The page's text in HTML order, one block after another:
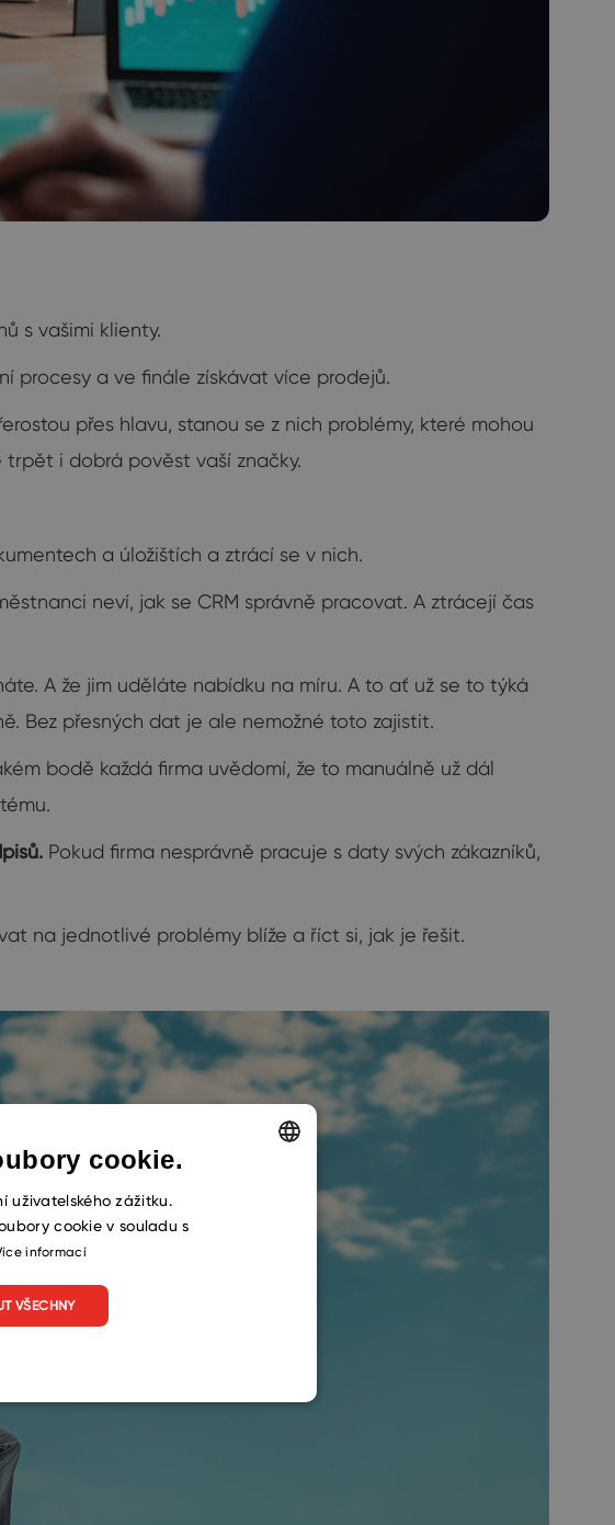
s vašimi klienty.
procesy a ve finále získávat více prodejů.
přes hlavu, stanou se z nich problémy, které mohou
i dobrá pověst vaší značky.
a úložištích a ztrácí se v nich.
neví, jak se CRM správně pracovat. A ztrácejí čas
A že jim uděláte nabídku na míru. A to ať už se to týká
Bez přesných dat je ale nemožné toto zajistit.
bodě každá firma uvědomí, že to manuálně už dál
Pokud firma nesprávně pracuje s daty svých zákazníků,
na jednotlivé problémy blíže a říct si, jak je řešit.
cookie.
uživatelského zážitku.
cookie v souladu s
informací
VŠECHNY